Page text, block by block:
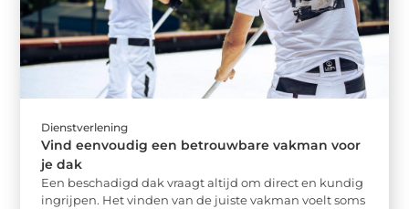
Dienstverlening
Vind eenvoudig een betrouwbare vakman voor
je dak
Een beschadigd dak vraagt altijd om direct en kundig
ingrijpen. Het vinden van de juiste vakman voelt soms